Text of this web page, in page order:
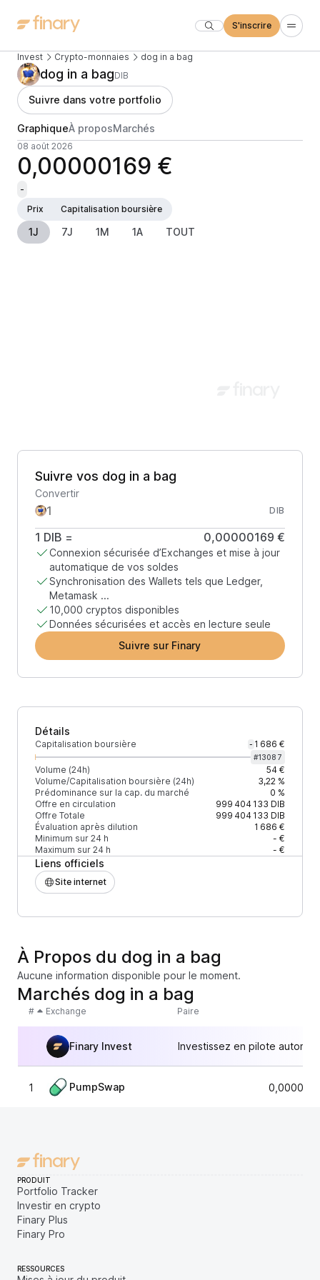
S'inscrire
Invest Crypto-monnaies dog in a bag
dog in a bagDIB
Suivre dans votre portfolio
GraphiqueÀ proposMarchés
08 août 2026
0,00000169 €
-
Prix
Capitalisation boursière
1J 7J 1M 1A TOUT
Suivre vos dog in a bag
Convertir
DIB
1 DIB = 0,00000169 €
Connexion sécurisée d’Exchanges et mise à jour
automatique de vos soldes
Synchronisation des Wallets tels que Ledger,
Metamask ...
10,000 cryptos disponibles
Données sécurisées et accès en lecture seule
Suivre sur Finary
Détails
Capitalisation boursière - 1 686 €
#13087
Volume (24h)
54 €
Volume/Capitalisation boursière (24h)
3,22 %
Prédominance sur la cap. du marché
0 %
Offre en circulation
999 404 133 DIB
Offre Totale
999 404 133 DIB
Évaluation après dilution
1 686 €
Minimum sur 24 h
- €
Maximum sur 24 h
- €
Liens officiels
Site internet
À Propos du dog in a bag
Aucune information disponible pour le moment.
Marchés dog in a bag
# Exchange Paire
Finary Invest Investissez en pilote
1 PumpSwap
PRODUIT
Portfolio Tracker
Investir en crypto
Finary Plus
Finary Pro
RESSOURCES